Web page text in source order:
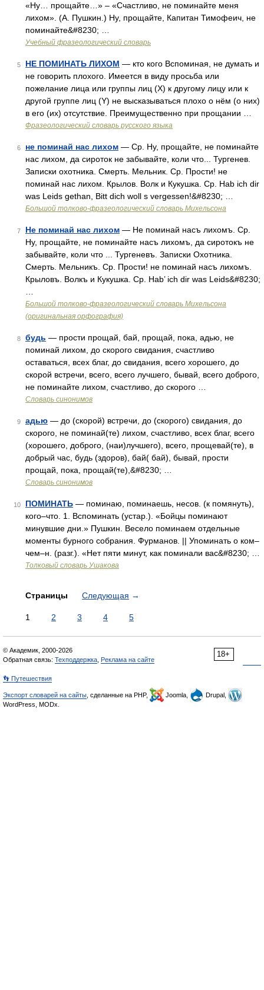
«Ну… прощайте…» – «Счастливо, не поминайте меня
лихом». (А. Пушкин.) Ну, прощайте, Капитан Тимофеич, не
поминайте&#8230; …
Учебный фразеологический словарь
5 НЕ ПОМИНАТЬ ЛИХОМ — кто кого Вспоминая, не думать и
не говорить плохого. Имеется в виду просьба или
пожелание лица или группы лиц (Х) к другому лицу или к
другой группе лиц (Y) не высказываться плохо о нём (о них)
в его (их) отсутствие. Преимущественно при прощании …
Фразеологический словарь русского языка
6 не поминай нас лихом — Ср. Ну, прощайте, не поминайте
нас лихом, да сироток не забывайте, коли что... Тургенев.
Записки охотника. Смерть. Мельник. Ср. Прости! не
поминай нас лихом. Крылов. Волк и Кукушка. Ср. Hab ich dir
was Leids gethan, Bitt dich woll s vergessen!&#8230; …
Большой толково-фразеологический словарь Михельсона
7 Не поминай нас лихом — Не поминай насъ лихомъ. Ср.
Ну, прощайте, не поминайте насъ лихомъ, да сиротокъ не
забывайте, коли что ... Тургеневъ. Записки Охотника.
Смерть. Мельникъ. Ср. Прости! не поминай насъ лихомъ.
Крыловъ. Волкъ и Кукушка. Ср. Hab’ ich dir was Leids&#8230;
Большой толково-фразеологический словарь Михельсона
(оригинальная орфография)
8 будь — прости прощай, бай, прощай, пока, адью, не
поминай лихом, до скорого свидания, счастливо
оставаться, всех благ, до свидания, всего хорошего, до
скорой встречи, всего, всего лучшего, бывай, всего доброго,
не поминайте лихом, счастливо, до скорого …
Словарь синонимов
9 адью — до (скорой) встречи, до (скорого) свидания, до
скорого, не поминай(те) лихом, счастливо, всех благ, всего
(хорошего, доброго, (наи)лучшего), всего, прощевай(те), в
добрый час, будь (здоров), бай( бай), бывай, прости
прощай, пока, прощай(те),&#8230; …
Словарь синонимов
10 ПОМИНАТЬ — поминаю, поминаешь, несов. (к помянуть),
кого–что. 1. Вспоминать (устар.). «Бойцы поминают
минувшие дни.» Пушкин. Весело поминаем отдельные
моменты бурного собрания. Фурманов. || Упоминать о ком–
чем–н. (разг.). «Нет пяти минут, как поминали вас&#8230; …
Толковый словарь Ушакова
Страницы Следующая →
1 2 3 4 5
18+
© Академик, 2000-2026
Обратная связь: Техподдержка Реклама на сайте
👣 Путешествия
Экспорт словарей на сайты , сделанные на PHP, Joomla,
Drupal,
WordPress, MODx.